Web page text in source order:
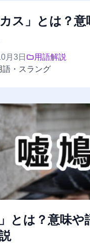
カス」とは？
月3日
用語解説
語・スラング
」とは？意味や